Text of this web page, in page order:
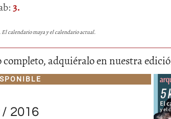
3.
El calendario maya y el calendario actual.
completo, adquiéralo en nuestra
2016